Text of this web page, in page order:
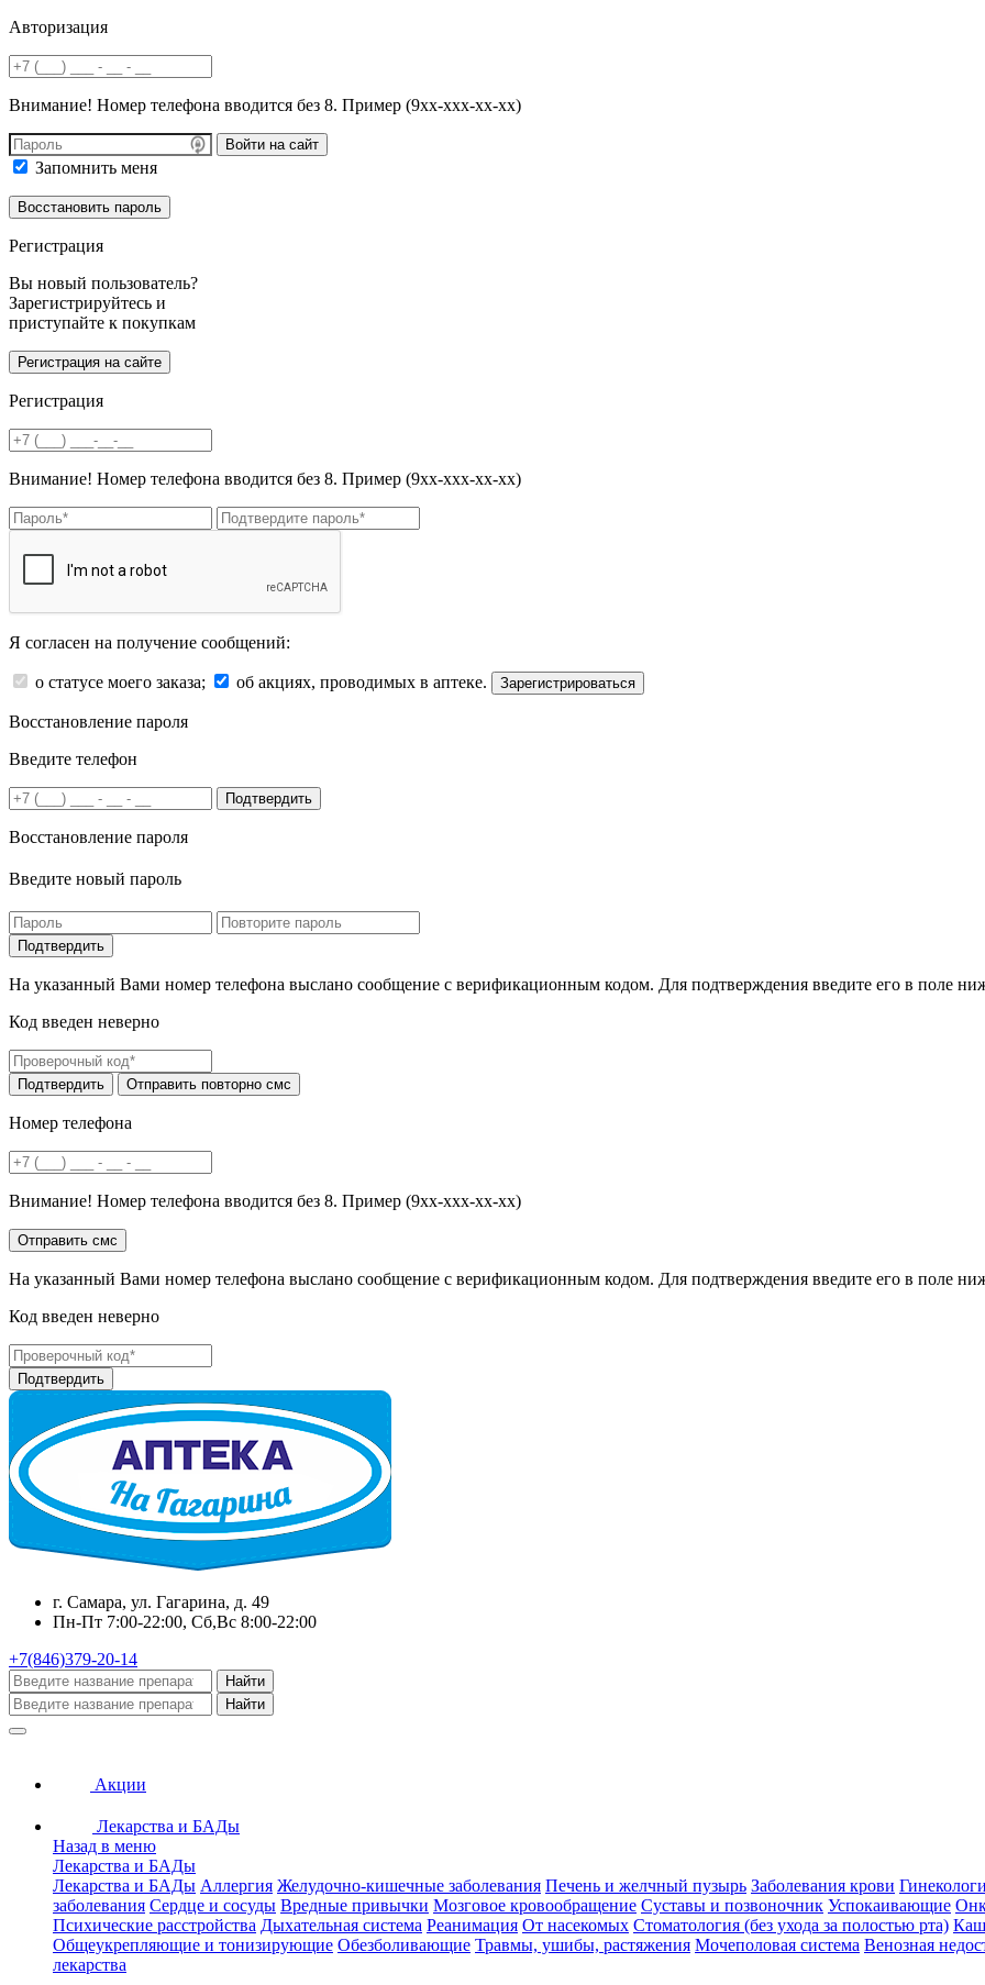
Авторизация
Внимание! Номер телефона вводится без 8. Пример (9хх-ххх-хх-хх)
Войти на сайт
Запомнить меня
Регистрация
Вы новый пользователь?
Зарегистрируйтесь и
приступайте к покупкам
Регистрация
Внимание! Номер телефона вводится без 8. Пример (9хх-ххх-хх-хх)
Я согласен на получение сообщений:
о статусе моего заказа; об акциях, проводимых в аптеке. Зарегистрироваться
Восстановление пароля
Введите телефон
Подтвердить
Восстановление пароля
Введите новый пароль
На указанный Вами номер телефона выслано сообщение с верификационным кодом. Для подтверждения введите его в поле
Код введен неверно
Номер телефона
Внимание! Номер телефона вводится без 8. Пример (9хх-ххх-хх-хх)
На указанный Вами номер телефона выслано сообщение с верификационным кодом. Для подтверждения введите его в поле
Код введен неверно
г. Самара, ул. Гагарина, д. 49
Пн-Пт 7:00-22:00, Сб,Вс 8:00-22:00
+7(846)379-20-14
Найти
Найти
Акции
Лекарства и БАДы
Назад в меню
Лекарства и БАДы
Лекарства и БАДы Аллергия Желудочно-кишечные заболевания Печень и желчный пузырь Заболевания крови
заболевания Сердце и сосуды Вредные привычки Мозговое кровообращение Суставы и позвоночник Успокаивающие
Психические расстройства Дыхательная система Реанимация От насекомых Стоматология (без ухода за полостью рта)
Общеукрепляющие и тонизирующие Обезболивающие Травмы, ушибы, растяжения Мочеполовая система Венозная
лекарства